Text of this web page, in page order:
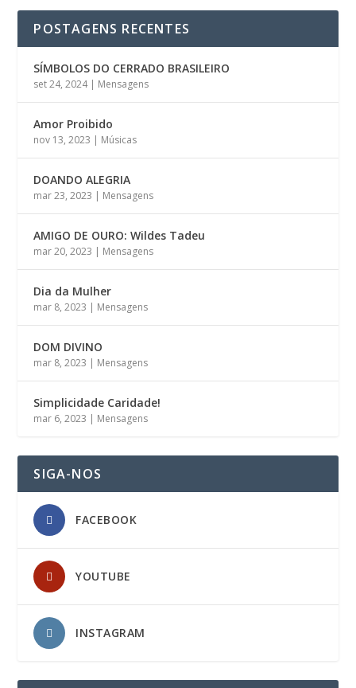
POSTAGENS RECENTES
SÍMBOLOS DO CERRADO BRASILEIRO
set 24, 2024| Mensagens
Amor Proibido
nov 13, 2023 | Músicas
DOANDO ALEGRIA
mar 23, 2023 | Mensagens
AMIGO DE OURO: Wildes Tadeu
mar 20, 2023 | Mensagens
Dia da Mulher
mar 8, 2023 | Mensagens
DOM DIVINO
mar 8, 2023 | Mensagens
Simplicidade Caridade!
mar 6, 2023 | Mensagens
SIGA-NOS
FACEBOOK
YOUTUBE
INSTAGRAM